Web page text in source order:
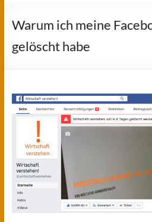
Warum ich meine
gelöscht habe